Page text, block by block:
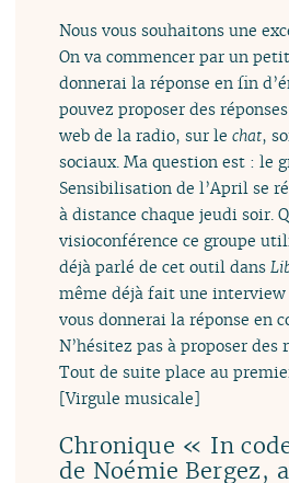
Nous vous souhaitons une
On va commencer par un
donnerai la réponse en fin
pouvez proposer des
web de la radio, sur lechat,
sociaux. Ma question est : le
Sensibilisation de l’April se
à distance chaque jeudi soir.
visioconférence ce groupe
déjà parlé de cet outil dans
même déjà fait une interview
vous donnerai la réponse en
N’hésitez pas à proposer des
Tout de suite place au
[Virgule musicale]
Chronique « In
de Noémie Bergez,